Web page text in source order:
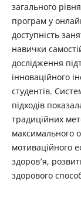
загального
програм у
доступність
навички
дослідження
інноваційного
студентів.
підходів
традиційних
максимального
мотиваційного
здоров’я,
здорового